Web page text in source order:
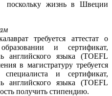
поскольку жизнь в Швеции
требуется аттестат о
и сертификат,
английского языка (TOEFL
в магистратуру требуется
и сертификат,
английского языка (TOEFL
получить стипендию.